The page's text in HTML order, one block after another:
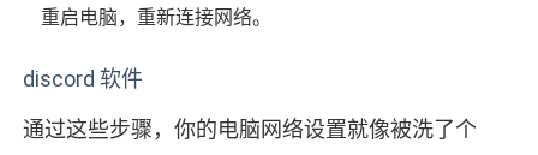
重启电脑，重新连接网络。
discord 软件
通过这些步骤，你的电脑网络设置就像被洗了个